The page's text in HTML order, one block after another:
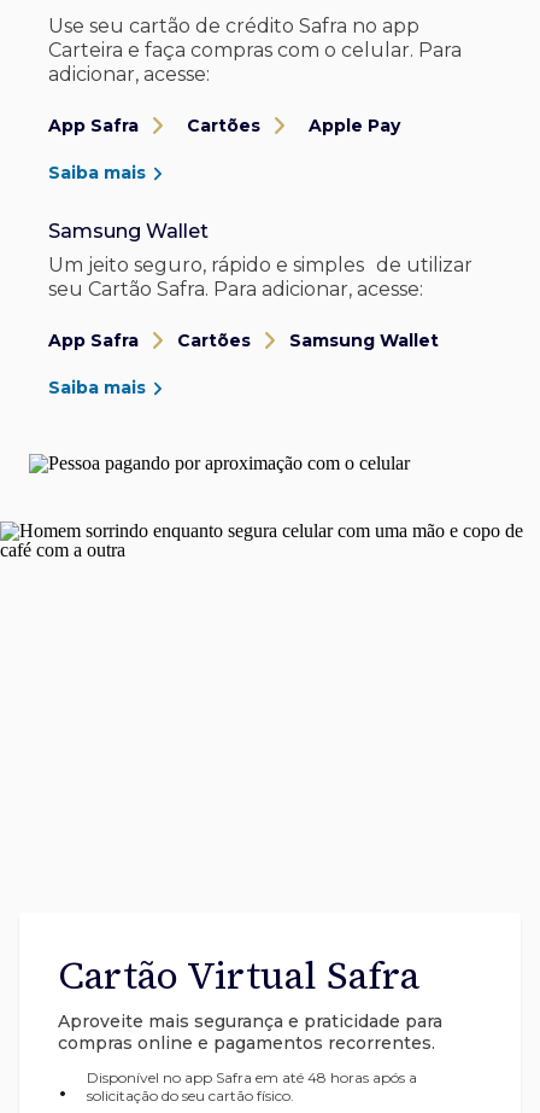
Use seu cartão de crédito Safra no app
Carteira e faça compras com o celular. Para
adicionar, acesse:
App Safra Cartões Apple Pay
Saiba mais
Samsung Wallet
Um jeito seguro, rápido e simples de utilizar
seu Cartão Safra. Para adicionar, acesse:
App Safra Cartões Samsung Wallet
Saiba mais
Cartão Virtual Safra
Aproveite mais segurança e praticidade para
compras online e pagamentos recorrentes.
•
Disponível no app Safra em até 48 horas após a
solicitação do seu cartão físico.